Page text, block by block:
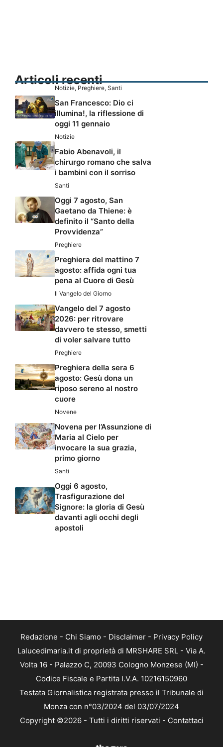
Articoli recenti
Notizie, Preghiere, Santi
San Francesco: Dio ci
illumina!, la riflessione di
oggi 11 gennaio
Notizie
Fabio Abenavoli, il
chirurgo romano che salva
i bambini con il sorriso
Santi
Oggi 7 agosto, San
Gaetano da Thiene: è
definito il “Santo della
Provvidenza”
Preghiere
Preghiera del mattino 7
agosto: affida ogni tua
pena al Cuore di Gesù
Il Vangelo del Giorno
Vangelo del 7 agosto
2026: per ritrovare
davvero te stesso, smetti
di voler salvare tutto
Preghiere
Preghiera della sera 6
agosto: Gesù dona un
riposo sereno al nostro
cuore
Novene
Novena per l’Assunzione di
Maria al Cielo per
invocare la sua grazia,
primo giorno
Santi
Oggi 6 agosto,
Trasfigurazione del
Signore: la gloria di Gesù
davanti agli occhi degli
apostoli
Redazione - Chi Siamo - Disclaimer - Privacy Policy
Lalucedimaria.it di proprietà di MRSHARE SRL - Via A.
Volta 16 - Palazzo C, 20093 Cologno Monzese (MI) -
Codice Fiscale e Partita I.V.A. 10216150960
Testata Giornalistica registrata presso il Tribunale di
Monza con n°03/2024 del 03/07/2024
Copyright ©2026 - Tutti i diritti riservati - Contattaci